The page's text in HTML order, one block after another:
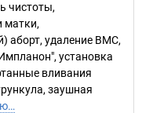
чистоты,
матки,
аборт, удаление ВМС,
установка
вливания
заушная